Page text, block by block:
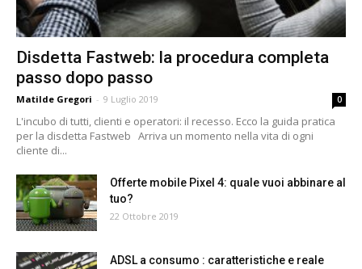
Disdetta Fastweb: la procedura completa
passo dopo passo
Matilde Gregori - 9 Luglio 2019 0
L'incubo di tutti, clienti e operatori: il recesso. Ecco la guida pratica
per la disdetta Fastweb Arriva un momento nella vita di ogni
cliente di...
Offerte mobile Pixel 4: quale vuoi abbinare al
tuo?
22 Ottobre 2019
ADSL a consumo : caratteristiche e reale